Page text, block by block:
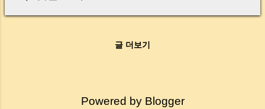
는지, 왜 사고가 나는지, 그리고 무엇을 꼭 준비
드리겠습니다. 이 글 하나만 제대로 이해하시면,
thought like this? “Closing day…...
약서와 다르게, 전입 신고나 보증
차 계약서에 꼭 들어가야 할 원상
글 더보기
Powered by Blogger